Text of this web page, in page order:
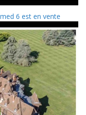
6 est en vente